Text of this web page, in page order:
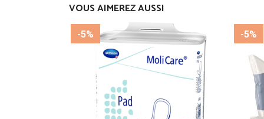
VOUS AIMEREZ AUSSI
-5% -5%